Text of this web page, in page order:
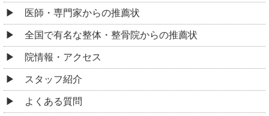
医師・専門家からの推薦状
全国で有名な整体・整骨院からの推薦状
院情報・アクセス
スタッフ紹介
よくある質問